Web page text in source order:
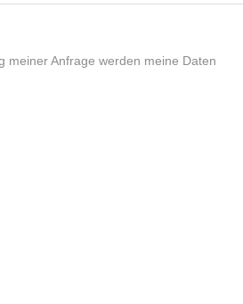
meiner Anfrage werden meine Daten